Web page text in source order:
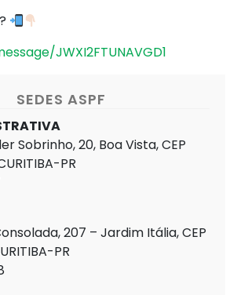
JWXI2FTUNAVGD1
SEDES ASPF
Sobrinho, 20, Boa Vista, CEP
PR
207 – Jardim Itália, CEP
PR